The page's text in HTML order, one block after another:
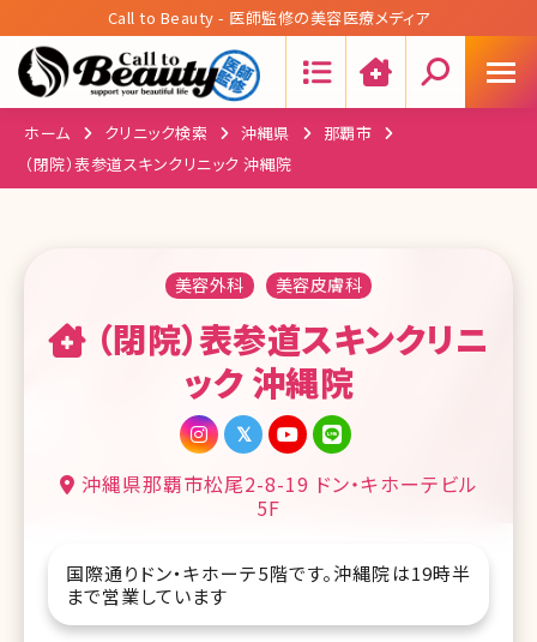
Call to Beauty - 医師監修の美容医療メディア
ホーム クリニック検索 沖縄県
那覇市
（閉院）表参道スキンクリニック 沖縄院
美容外科 美容皮膚科
（閉院）表参道スキンクリニ
ック 沖縄院
沖縄県那覇市松尾2-8-19 ドン・キホーテビル
5F
国際通りドン・キホーテ5階です。沖縄院は19時半
まで営業しています